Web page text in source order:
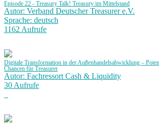
Episode 22 - Treasury Talk! Treasury im Mittelstand
Autor: Verband Deutscher Treasurer e.V.
Sprache: deutsch
1162 Aufrufe
Digitale Transformation in der Außenhandelsabwicklung –
Chancen für Treasurer
Autor: Fachressort Cash & Liquidity
30 Aufrufe